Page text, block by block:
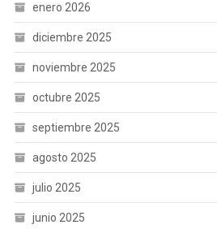
enero 2026
diciembre 2025
noviembre 2025
octubre 2025
septiembre 2025
agosto 2025
julio 2025
junio 2025